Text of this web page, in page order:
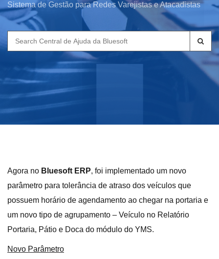
Sistema de Gestão para Redes Varejistas e Atacadistas
Search
for:
Agora no Bluesoft ERP, foi implementado um novo
parâmetro para tolerância de atraso dos veículos que
possuem horário de agendamento ao chegar na portaria e
um novo tipo de agrupamento – Veículo no Relatório
Portaria, Pátio e Doca do módulo do YMS.
Novo Parâmetro